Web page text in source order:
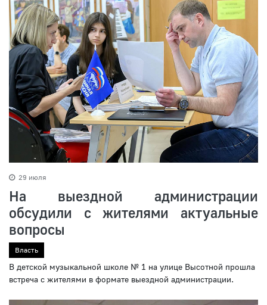
29 июля
На выездной администрации
обсудили с жителями актуальные
вопросы
Власть
В детской музыкальной школе № 1 на улице Высотной прошла
встреча с жителями в формате выездной администрации.